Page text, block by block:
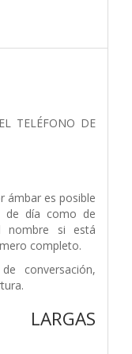
TELÉFONO DE
ámbar es posible
de día como de
nombre si está
completo.
conversación,